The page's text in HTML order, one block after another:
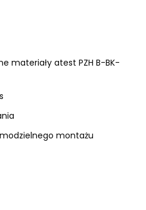
materiały atest PZH B-BK-
montażu